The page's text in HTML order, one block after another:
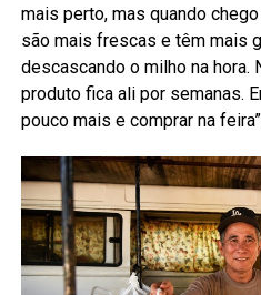
mais perto, mas quando
são mais frescas e têm mais
descascando o milho na hora.
produto fica ali por semanas.
pouco mais e comprar na